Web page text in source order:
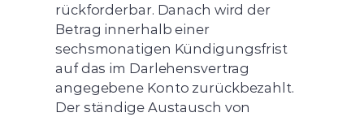
rückforderbar. Danach wird der
Betrag innerhalb einer
sechsmonatigen Kündigungsfrist
auf das im Darlehensvertrag
angegebene Konto zurückbezahlt.
Der ständige Austausch von